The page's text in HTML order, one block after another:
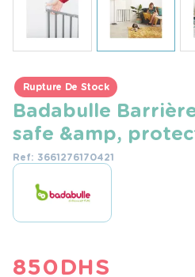
Rupture De Stock
Badabulle
safe &amp,
Ref: 3661276170421
850DHS